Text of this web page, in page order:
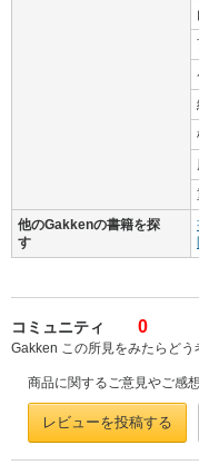
他のGakkenの書籍を探
す
コミュニティ 0
Gakken この所見をみたらど
商品に関するご意見やご感
レビューを投稿する